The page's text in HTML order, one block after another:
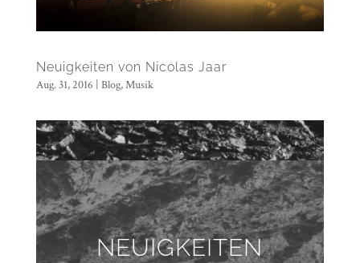
Neuigkeiten von Nicolas Jaar
Aug. 31, 2016 Blog,Musik
NEUIGKEITEN